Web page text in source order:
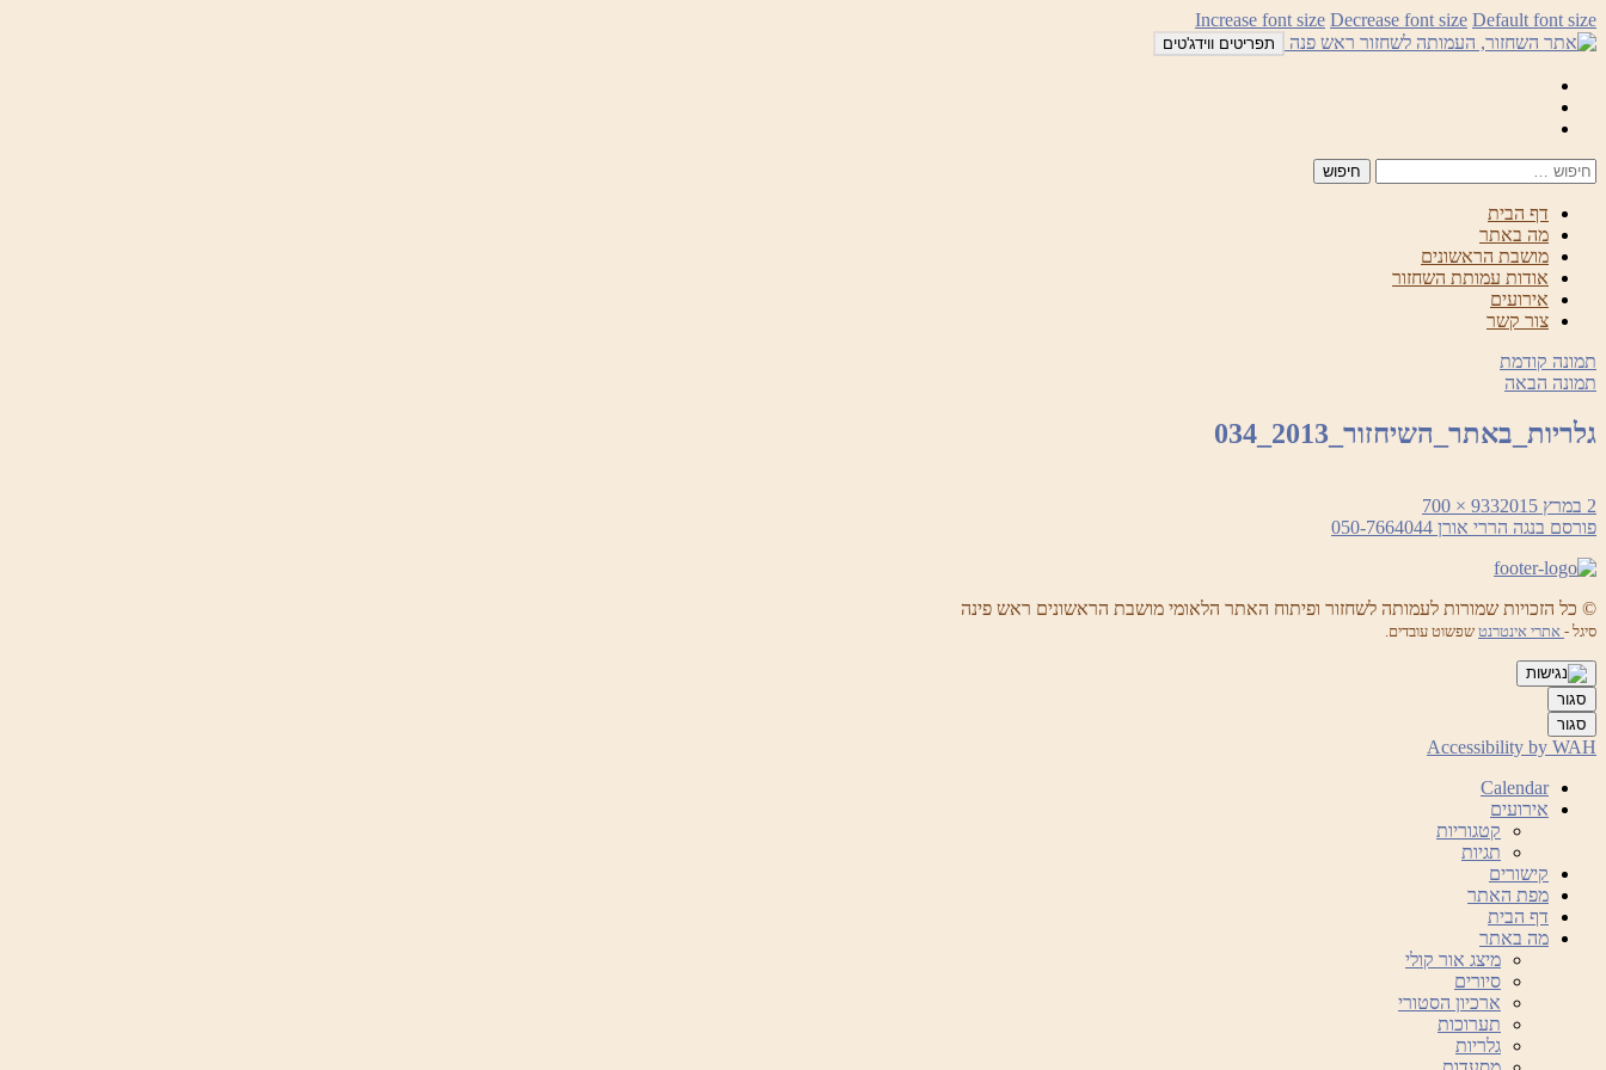
לדלג
לתוכן
Increase font size Decrease font size Default font size
תפריטים ווידג'טים
דף הבית
מה באתר
מושבת הראשונים
אודות עמותת השחזור
אירועים
צור קשר
תמונה קודמת
תמונה הבאה
גלריות_באתר_השיחזור_2013_034
פורסם
בתאריך
2 במרץ 2015
מסך
מלא
933 × 700
ניווט
פורסם בנגה הררי אורן 050-7664044
© כל הזכויות שמורות לעמותה לשחזור ופיתוח האתר הלאומי מושבת הראשונים ראש פינה
סיגל - אתרי אינטרנט שפשוט עובדים.
סגור
סגור
Accessibility by WAH
Calendar
אירועים
קטגוריות
תגיות
קישורים
מפת האתר
דף הבית
מה באתר
מיצג אור קולי
סיורים
ארכיון הסטורי
תערוכות
גלריות